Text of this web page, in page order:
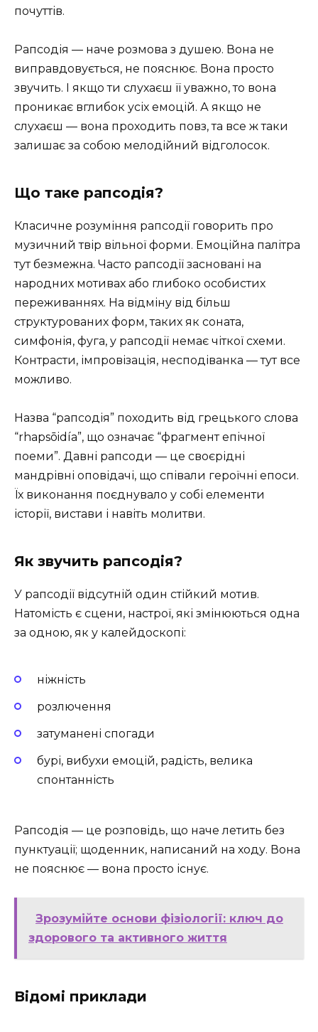
почуттів.
Рапсодія — наче розмова з душею. Вона не
виправдовується, не пояснює. Вона просто
звучить. І якщо ти слухаєш її уважно, то вона
проникає вглибок усіх емоцій. А якщо не
слухаєш — вона проходить повз, та все ж таки
залишає за собою мелодійний відголосок.
Що таке рапсодія?
Класичне розуміння рапсодії говорить про
музичний твір вільної форми. Емоційна палітра
тут безмежна. Часто рапсодії засновані на
народних мотивах або глибоко особистих
переживаннях. На відміну від більш
структурованих форм, таких як соната,
симфонія, фуга, у рапсодії немає чіткої схеми.
Контрасти, імпровізація, несподіванка — тут все
можливо.
Назва “рапсодія” походить від грецького слова
“rhapsōidía”, що означає “фрагмент епічної
поеми”. Давні рапсоди — це своєрідні
мандрівні оповідачі, що співали героїчні епоси.
Їх виконання поєднувало у собі елементи
історії, вистави і навіть молитви.
Як звучить рапсодія?
У рапсодії відсутній один стійкий мотив.
Натомість є сцени, настрої, які змінюються одна
за одною, як у калейдоскопі:
ніжність
розлючення
затуманені спогади
бурі, вибухи емоцій, радість, велика
спонтанність
Рапсодія — це розповідь, що наче летить без
пунктуації; щоденник, написаний на ходу. Вона
не пояснює — вона просто існує.
Зрозумійте основи фізіології: ключ до
здорового та активного життя
Відомі приклади